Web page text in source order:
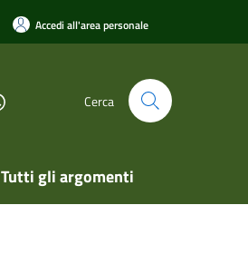
Accedi all'area personale
Cerca
Tutti gli argomenti